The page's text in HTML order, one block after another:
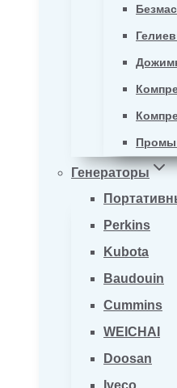
Генераторы
Perkins
Kubota
Baudouin
Cummins
WEICHAI
Doosan
Iveco